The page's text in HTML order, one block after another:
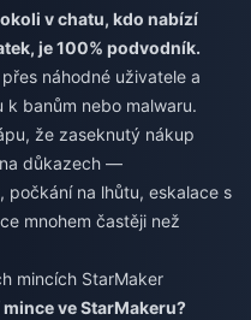
v chatu, kdo nabízí
je 100% podvodník.
náhodné uživatele a
k banům nebo malwaru.
že zaseknutý nákup
důkazech —
počkání na lhůtu, eskalace s
mnohem častěji než
mincích StarMaker
ve StarMakeru?